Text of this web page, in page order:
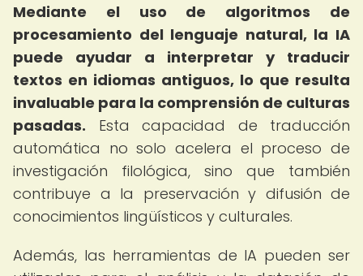
Mediante el uso de algoritmos de
procesamiento del lenguaje natural, la IA
puede ayudar a interpretar y traducir
textos en idiomas antiguos, lo que resulta
invaluable para la comprensión de culturas
pasadas. Esta capacidad de traducción
automática no solo acelera el proceso de
investigación filológica, sino que también
contribuye a la preservación y difusión de
conocimientos lingüísticos y culturales.
Además, las herramientas de IA pueden ser